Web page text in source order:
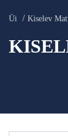
Üi Kiselev